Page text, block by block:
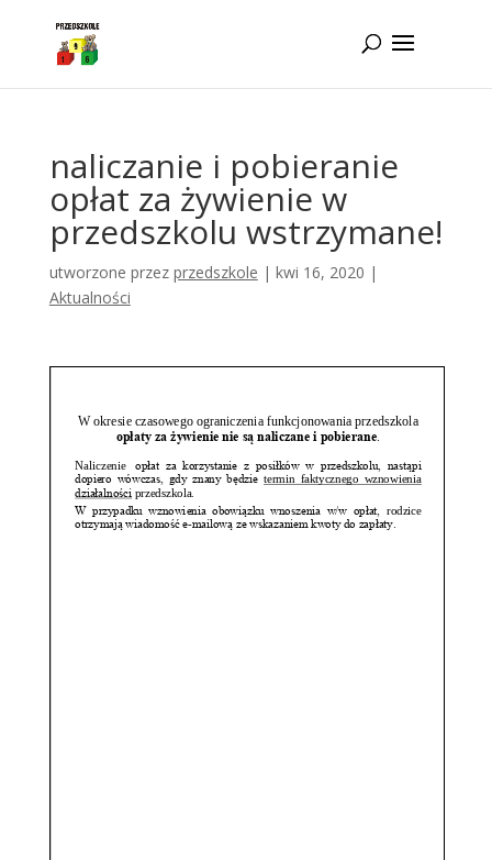
naliczanie i pobieranie
opłat za żywienie w
przedszkolu wstrzymane!
utworzone przez przedszkole | kwi 16, 2020 |
Aktualności